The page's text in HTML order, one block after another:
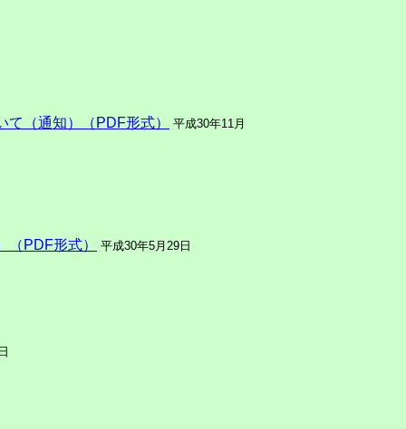
（通知）（PDF形式）
平成30年11月
PDF形式） 平成30年5月29日